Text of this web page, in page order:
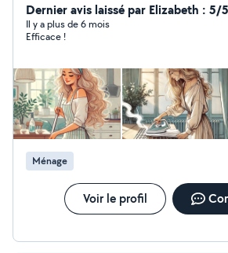
piscines (spécialiste chimie de l'eau
verte), Réparation de skimmers
ouverte à toute proposition de petits
Cordialement, Fanny
Dernier avis laissé par Elizabeth : 5/5
Il y a plus de 6 mois
Efficace !
Ménage
Voir le profil